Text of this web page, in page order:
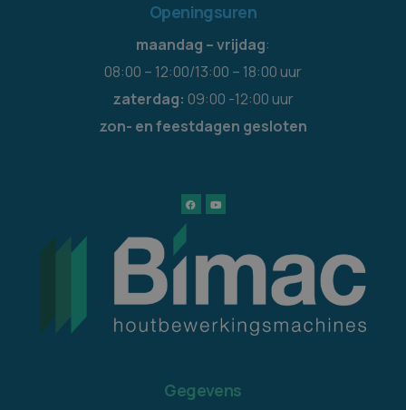
Openingsuren
maandag – vrijdag:
08:00 – 12:00/13:00 – 18:00 uur
zaterdag: 09:00 -12:00 uur
zon- en feestdagen gesloten
Gegevens